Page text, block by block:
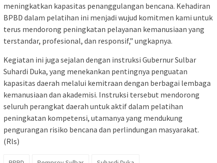
meningkatkan kapasitas penanggulangan bencana. Kehadiran
BPBD dalam pelatihan ini menjadi wujud komitmen kami untuk
terus mendorong peningkatan pelayanan kemanusiaan yang
terstandar, profesional, dan responsif,” ungkapnya.
Kegiatan ini juga sejalan dengan instruksi Gubernur Sulbar
Suhardi Duka, yang menekankan pentingnya penguatan
kapasitas daerah melalui kemitraan dengan berbagai lembaga
kemanusiaan dan akademisi. Instruksi tersebut mendorong
seluruh perangkat daerah untuk aktif dalam pelatihan
peningkatan kompetensi, utamanya yang mendukung
pengurangan risiko bencana dan perlindungan masyarakat.
(Rls)